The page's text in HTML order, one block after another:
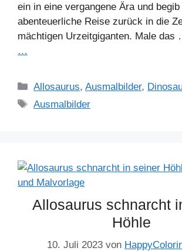
ein in eine vergangene Ära und
abenteuerliche Reise zurück in die
mächtigen Urzeitgiganten. Male das
…
Kategorien
Allosaurus,Ausmalbilder,
Schlagwörter
Ausmalbilder
Allosaurus schnarcht
Höhle
10. Juli 2023 von